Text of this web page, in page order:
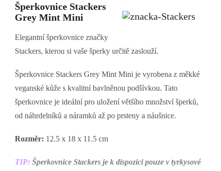
Šperkovnice Stackers
Grey Mint Mini
Elegantní šperkovnice značky
Stackers, kterou si vaše šperky určitě zaslouží.
Šperkovnice Stackers Grey Mint Mini je vyrobena z měkké
veganské kůže s kvalitní bavlněnou podšívkou. Tato
šperkovnice je ideální pro uložení většího množství šperků,
od náhrdelníků a náramků až po prsteny a náušnice.
Rozměr: 12.5 x 18 x 11.5 cm
TIP: Šperkovnice Stackers je k dispozici pouze v tyrkysové